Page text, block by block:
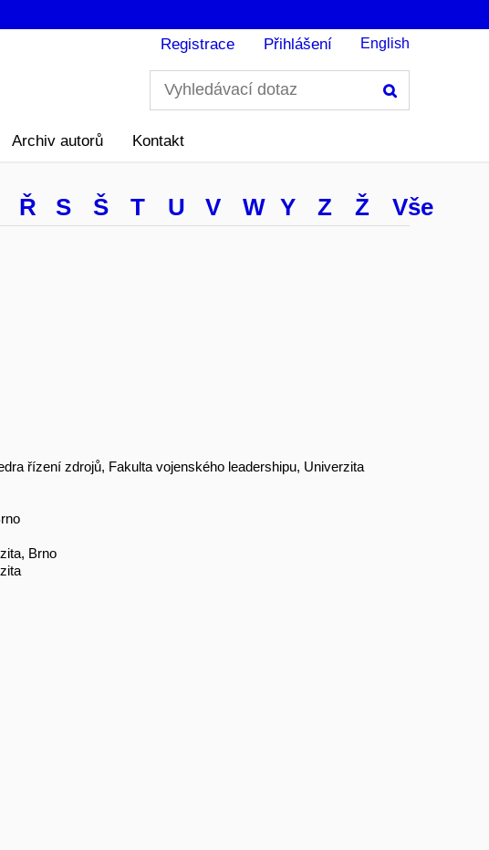
Registrace Přihlášení English
Archiv autorů Kontakt
Ř S Š T U V W Y Z Ž Vše
řízení zdrojů, Fakulta vojenského leadershipu, Univerzita
Brno